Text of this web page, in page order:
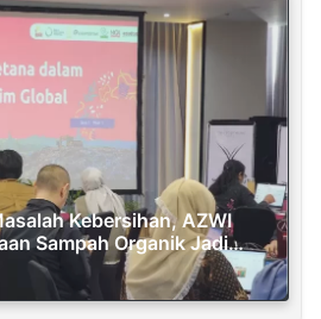
Kebersihan, AZWI
Sampah Organik Jadi